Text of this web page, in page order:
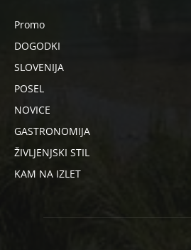
Promo
DOGODKI
SLOVENIJA
POSEL
NOVICE
GASTRONOMIJA
ŽIVLJENJSKI STIL
KAM NA IZLET